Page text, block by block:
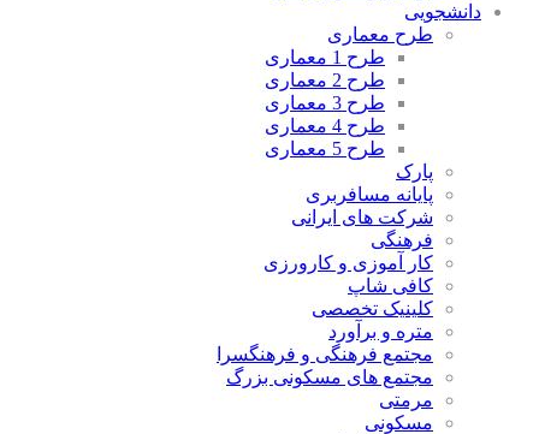
دانشجویی
طرح معماری
طرح 1 معماری
طرح 2 معماری
طرح 3 معماری
طرح 4 معماری
طرح 5 معماری
پارک
پایانه مسافربری
شرکت های ایرانی
فرهنگی
کار آموزی و کارورزی
کافی شاپ
کلینیک تخصصی
متره و برآورد
مجتمع فرهنگی و فرهنگسرا
مجتمع های مسکونی بزرگ
مرمتی
مسکونی